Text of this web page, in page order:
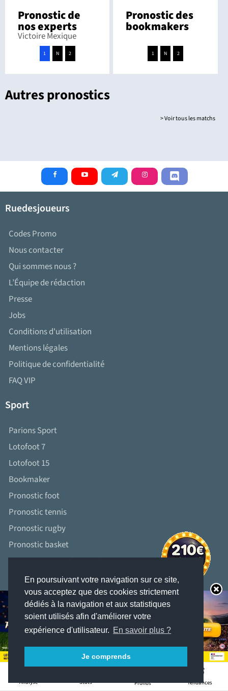
En poursuivant votre navigation sur ce site,
vous acceptez que des cookies strictement
dédiés à la navigation et aux statistiques
soient utilisés afin d'améliorer votre
expérience d'utilisateur. En savoir plus ?
Je comprends
Analyse Stats Pronos Tendances
Pronostic de
nos experts
Victoire Mexique
1 N 2
Pronostic des
bookmakers
1 N 2
Autres pronostics
> Voir tous les matchs
Ruedesjoueurs
Codes Promo
Nous contacter
Qui sommes nous ?
L’Équipe de rédaction
Presse
Jobs
Conditions d'utilisation
Mentions légales
Politique de confidentialité
FAQ VIP
Sport
Parions Sport
Lotofoot 7
Lotofoot 15
Bookmaker
Pronostic foot
Pronostic tennis
Pronostic rugby
Pronostic basket
Pronostic Coupe du Monde
Pronostic Ligue des Champions
Comment parier
Comparateur de cotes
Code promo Betclic
Code promo ParionsSport